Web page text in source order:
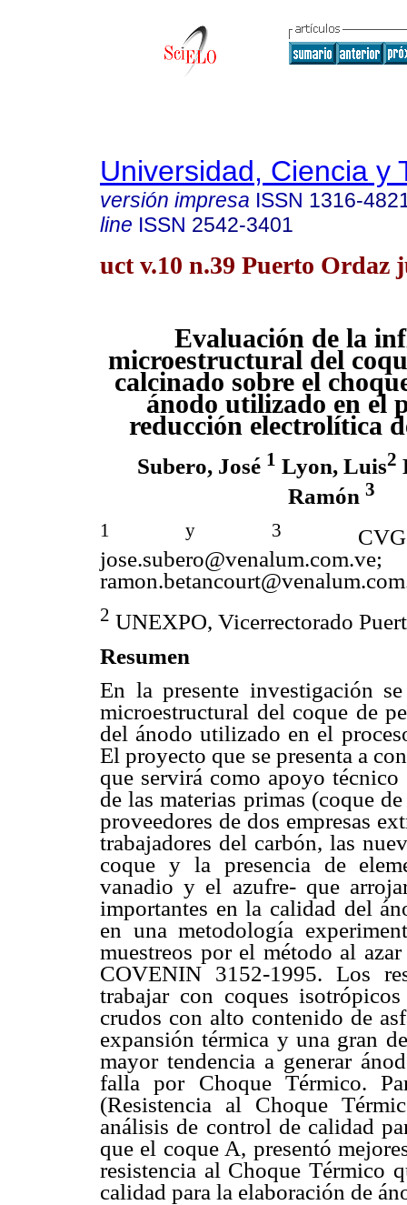
Universidad, Ciencia y
versión impresa ISSN 1316-
line ISSN 2542-3401
uct v.10 n.39 Puerto Ordaz
Evaluación de la
microestructural del
calcinado sobre el
ánodo utilizado en el
reducción electrolítica
Subero, José 1 Lyon, Luis2
Ramón 3
1 y 3
CVG
jose.subero@venalum.com.ve;
2 UNEXPO, Vicerrectorado
Resumen
En la presente investigación
microestructural del coque de
del ánodo utilizado en el
El proyecto que se presenta a
que servirá como apoyo
de las materias primas (coque
proveedores de dos empresas
trabajadores del carbón, las
coque y la presencia de
vanadio y el azufre- que
importantes en la calidad del
en una metodología
muestreos por el método al
COVENIN 3152-1995. Los
trabajar con coques
crudos con alto contenido de
expansión térmica y una gran
mayor tendencia a generar
falla por Choque Térmico.
(Resistencia al Choque
análisis de control de calidad
que el coque A, presentó
resistencia al Choque Térmico
calidad para la elaboración de